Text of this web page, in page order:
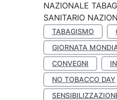
NAZIONALE
SANITARIO
TABAGISMO
GIORNATA
CONVEGNI
NO TOBACCO DAY